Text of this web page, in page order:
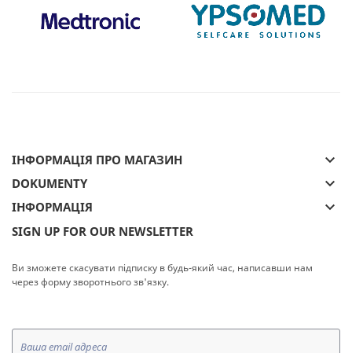
ІНФОРМАЦІЯ ПРО МАГАЗИН keyboard_arrow_down
DOKUMENTY keyboard_arrow_down
ІНФОРМАЦІЯ keyboard_arrow_down
SIGN UP FOR OUR NEWSLETTER
Ви зможете скасувати підписку в будь-який час, написавши нам
через форму зворотнього зв'язку.